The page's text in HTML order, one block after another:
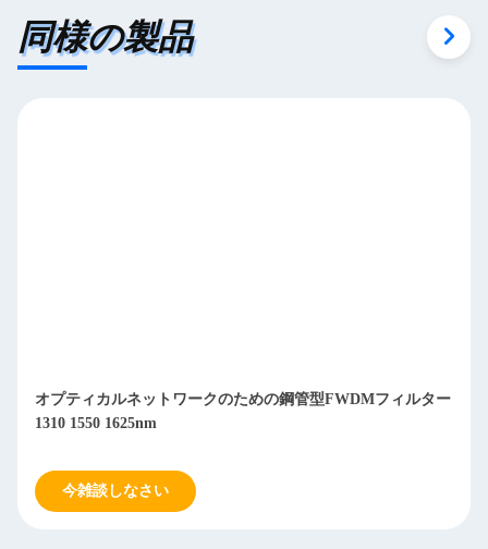
同様の製品
オプティカルネットワークのための鋼管型FWDMフィルター
1310 1550 1625nm
今雑談しなさい